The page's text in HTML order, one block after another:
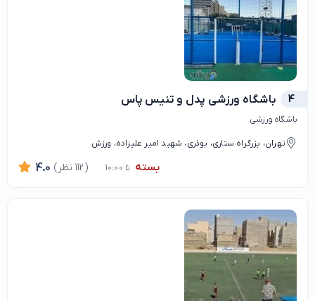
4 باشگاه ورزشی پدل و تنیس پاس
باشگاه ورزشی
تهران، بزرگراه ستاری، بوذری، شهید امیر علیزاده، ورزش
بسته تا 10:00 4.0 (112 نظر)